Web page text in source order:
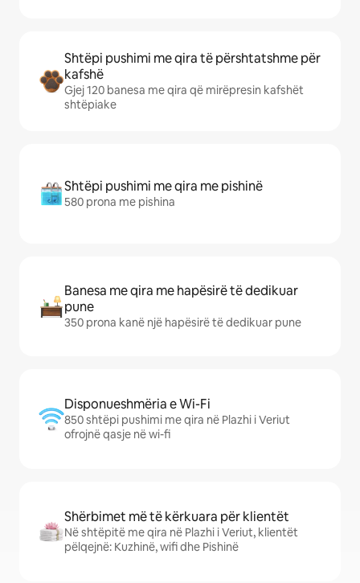
Shtëpi pushimi me qira të përshtatshme për
kafshë
Gjej 120 banesa me qira që mirëpresin kafshët
shtëpiake
Shtëpi pushimi me qira me pishinë
580 prona me pishina
Banesa me qira me hapësirë të dedikuar
pune
350 prona kanë një hapësirë të dedikuar pune
Disponueshmëria e Wi-Fi
850 shtëpi pushimi me qira në Plazhi i Veriut
ofrojnë qasje në wi-fi
Shërbimet më të kërkuara për klientët
Në shtëpitë me qira në Plazhi i Veriut, klientët
pëlqejnë: Kuzhinë, wifi dhe Pishinë